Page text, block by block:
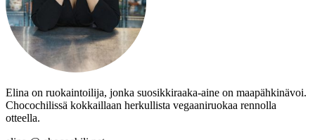
Elina on ruokaintoilija, jonka suosikkiraaka-aine on maapähkinävoi.
Chocochilissä kokkaillaan herkullista vegaaniruokaa rennolla
otteella.